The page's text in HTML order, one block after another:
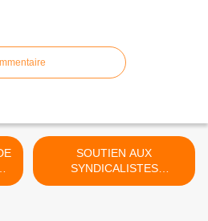
SOUTIEN AUX
SYNDICALISTES
ESPAGNOLS - 300312 >